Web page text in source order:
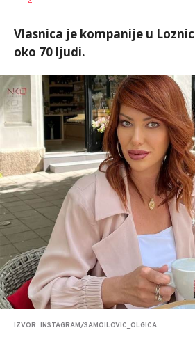
Vlasnica je kompanije u
oko 70 ljudi.
IZVOR: INSTAGRAM/SAMOILOVIC_OLGICA